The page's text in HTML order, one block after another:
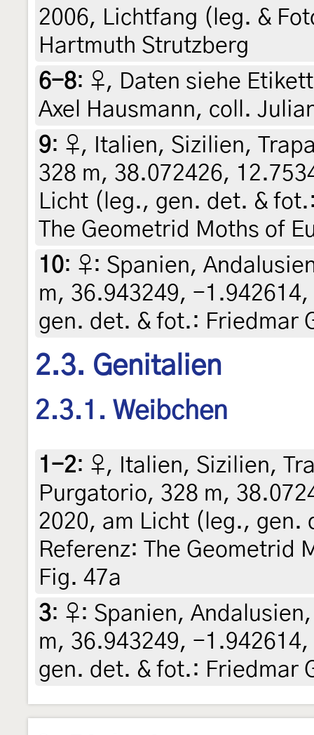
2006, Lichtfang (leg. &
Hartmuth Strutzberg
6-8: ♀, Daten siehe
Axel Hausmann, coll.
9: ♀, Italien, Sizilien,
328 m, 38.072426,
Licht (leg., gen. det. &
The Geometrid Moths of
10: ♀: Spanien,
m, 36.943249, -
gen. det. & fot.: Friedmar
2.3. Genitalien
2.3.1. Weibchen
1-2: ♀, Italien, Sizilien,
Purgatorio, 328 m,
2020, am Licht (leg.,
Referenz: The Geometrid
Fig. 47a
3: ♀: Spanien,
m, 36.943249, -
gen. det. & fot.: Friedmar